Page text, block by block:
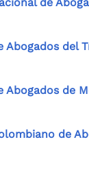
Abogados del
Abogados de
de